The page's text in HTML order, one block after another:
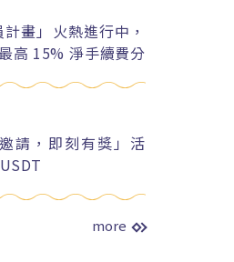
畫」火熱進行中，
高 15% 淨手續費分
請，即刻有獎」活
more